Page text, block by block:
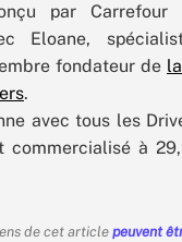
par Carrefour
Eloane,
fondateur de
.
avec tous les
commercialisé à
de cet article peuvent